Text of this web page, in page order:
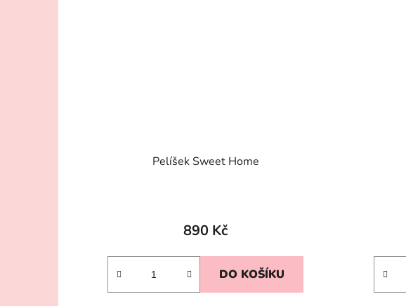
Pelíšek Sweet Home
hodnocení
je
3,7
890 Kč
DO KOŠÍKU